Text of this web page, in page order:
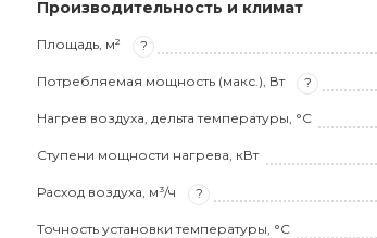
Производительность и климат
Площадь, м² ?
Потребляемая мощность (макс.), Вт ?
Нагрев воздуха, дельта температуры, °С
Ступени мощности нагрева, кВт
Расход воздуха, м³/ч ?
Точность установки температуры, °С